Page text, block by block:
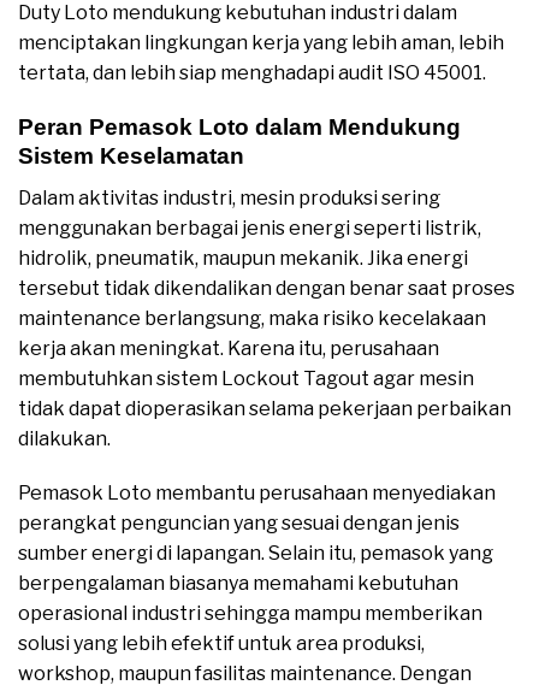
Duty Loto mendukung kebutuhan industri dalam
menciptakan lingkungan kerja yang lebih aman, lebih
tertata, dan lebih siap menghadapi audit ISO 45001.
Peran Pemasok Loto dalam Mendukung
Sistem Keselamatan
Dalam aktivitas industri, mesin produksi sering
menggunakan berbagai jenis energi seperti listrik,
hidrolik, pneumatik, maupun mekanik. Jika energi
tersebut tidak dikendalikan dengan benar saat proses
maintenance berlangsung, maka risiko kecelakaan
kerja akan meningkat. Karena itu, perusahaan
membutuhkan sistem Lockout Tagout agar mesin
tidak dapat dioperasikan selama pekerjaan perbaikan
dilakukan.
Pemasok Loto membantu perusahaan menyediakan
perangkat penguncian yang sesuai dengan jenis
sumber energi di lapangan. Selain itu, pemasok yang
berpengalaman biasanya memahami kebutuhan
operasional industri sehingga mampu memberikan
solusi yang lebih efektif untuk area produksi,
workshop, maupun fasilitas maintenance. Dengan